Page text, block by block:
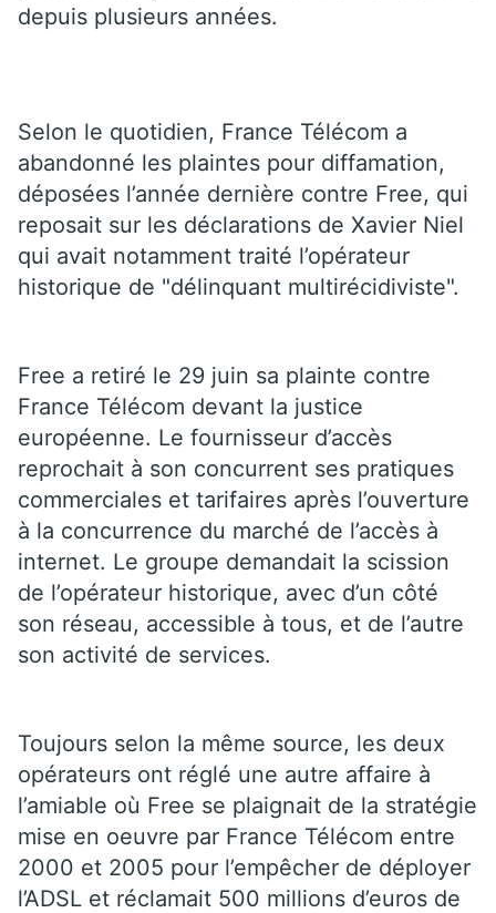
depuis plusieurs années.
Selon le quotidien, France Télécom a
abandonné les plaintes pour diffamation,
déposées l’année dernière contre Free, qui
reposait sur les déclarations de Xavier Niel
qui avait notamment traité l’opérateur
historique de "délinquant multirécidiviste".
Free a retiré le 29 juin sa plainte contre
France Télécom devant la justice
européenne. Le fournisseur d’accès
reprochait à son concurrent ses pratiques
commerciales et tarifaires après l’ouverture
à la concurrence du marché de l’accès à
internet. Le groupe demandait la scission
de l’opérateur historique, avec d’un côté
son réseau, accessible à tous, et de l’autre
son activité de services.
Toujours selon la même source, les deux
opérateurs ont réglé une autre affaire à
l’amiable où Free se plaignait de la stratégie
mise en oeuvre par France Télécom entre
2000 et 2005 pour l’empêcher de déployer
l’ADSL et réclamait 500 millions d’euros de